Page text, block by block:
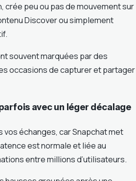
crée peu ou pas de mouvement sur
Discover ou simplement
souvent marquées par des
occasions de capturer et partager
avec un léger décalage
vos échanges, car Snapchat met
est normale et liée au
entre millions d’utilisateurs.